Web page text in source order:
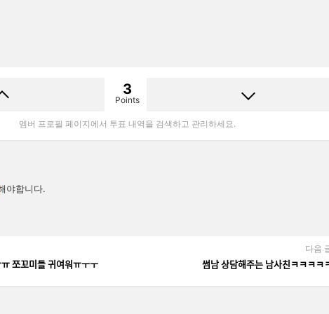
3
Points
멤버 프로필 페이지에서 투표 내역을 검색하고 관리하세요.
야합니다.
ㅠ 쪼꼬미들 귀여워ㅠㅜㅜ
다음
썸남 상담해주는 남사친ㅋㅋㅋㅋ